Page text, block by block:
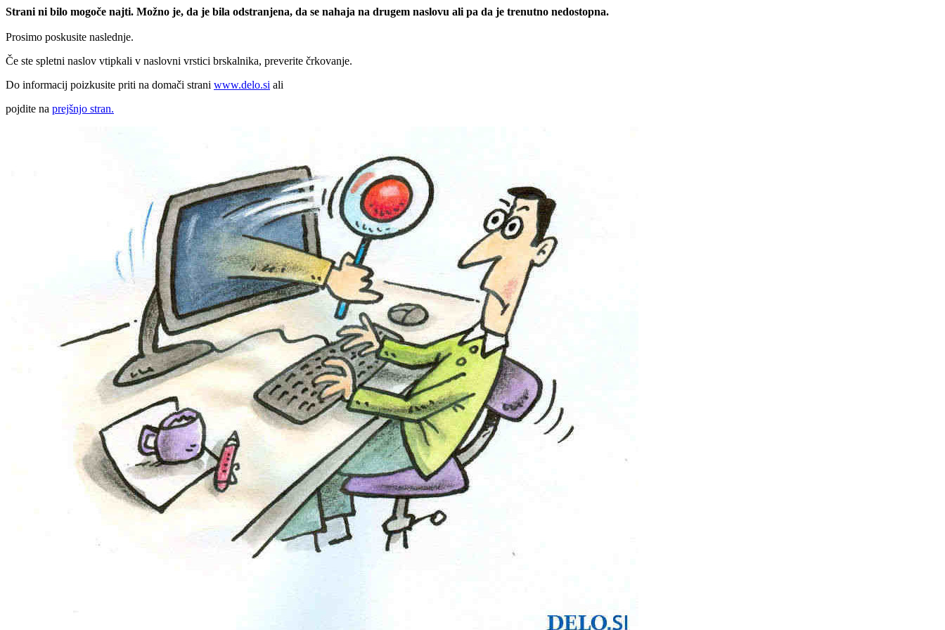
Strani ni bilo mogoče najti. Možno je, da je bila odstranjena, da se nahaja na drugem naslovu ali pa da je trenutno nedostopna.
Prosimo poskusite naslednje.
Če ste spletni naslov vtipkali v naslovni vrstici brskalnika, preverite črkovanje.
Do informacij poizkusite priti na domači strani www.delo.si ali
pojdite na prejšnjo stran.